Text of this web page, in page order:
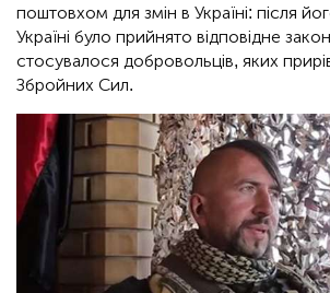
поштовхом для змін в Україні: після
Україні було прийнято відповідне
стосувалося добровольців, яких
Збройних Сил.